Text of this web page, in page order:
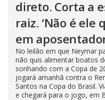
direto. Corta a
raiz. ‘Não é ele
em
No leilão em que Neymar
não quis alimentar boatos
sonhando com a Copa de
jogará amanhã contra o
Santos na Copa do Brasil.
e chegará para o jogo, em